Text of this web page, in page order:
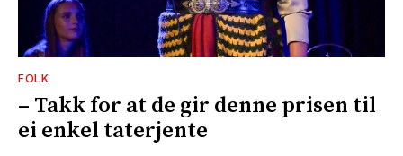
FOLK
– Takk for at de gir denne prisen til
ei enkel taterjente